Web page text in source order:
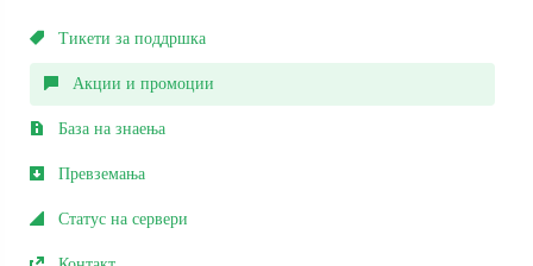
Тикети за поддршка
Акции и промоции
База на знаења
Превземања
Статус на сервери